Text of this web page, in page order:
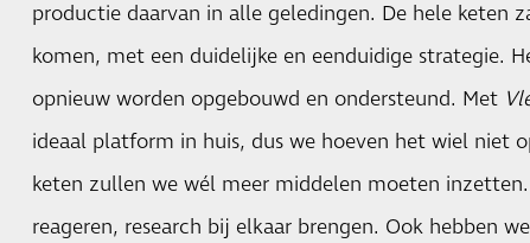
productie daarvan in alle geledingen. De hele keten
komen, met een duidelijke en eenduidige strategie.
opnieuw worden opgebouwd en ondersteund. Met
ideaal platform in huis, dus we hoeven het wiel niet
keten zullen we wél meer middelen moeten
reageren, research bij elkaar brengen. Ook hebben